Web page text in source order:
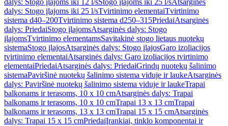
dalys: Stogo įlajoms iki 12 l/sStogo įlajoms iki 25 l/sAtsarginės
dalys: Stogo įlajoms iki 25 l/sTvirtinimo elementaiTvirtinimo
sistema d40–200Tvirtinimo sistema d250–315PriedaiAtsarginės
dalys: PriedaiStogo įlajomsAtsarginės dalys: Stogo
įlajomsTvirtinimo elementamsSavitakinė stogo lietaus nuotekų
sistemaStogo įlajosAtsarginės dalys: Stogo įlajosGaro izoliacijos
tvirtinimo elementaiAtsarginės dalys: Garo izoliacijos tvirtinimo
elementaiPriedaiAtsarginės dalys: PriedaiGrindų nuotekų šalinimo
sistemaPaviršinė nuotekų šalinimo sistema viduje ir laukeAtsarginės
dalys: Paviršinė nuotekų šalinimo sistema viduje ir laukeTrapai
balkonams ir terasoms, 10 x 10 cmAtsarginės dalys: Trapai
balkonams ir terasoms, 10 x 10 cmTrapai 13 x 13 cmTrapai
balkonams ir terasoms, 13 x 13 cmTrapai 15 x 15 cmAtsarginės
dalys: Trapai 15 x 15 cmPriedaiĮrankiai, tinklo komponentai ir